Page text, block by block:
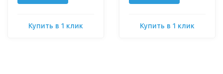
Купить в 1 клик Купить в 1 клик